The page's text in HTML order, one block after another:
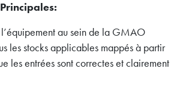
l’équipement au sein de la GMAO
les stocks applicables mappés à partir
les entrées sont correctes et clairement